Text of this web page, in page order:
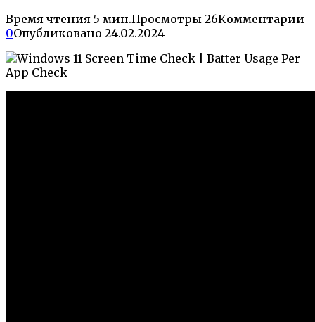
Время чтения 5 мин.Просмотры 26Комментарии
0Опубликовано 24.02.2024